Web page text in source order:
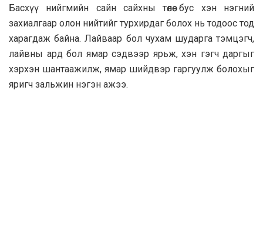
Басхүү нийгмийн сайн сайхны төлөө бус хэн нэгний
захиалгаар олон нийтийг турхирдаг болох нь тодоос тод
харагдаж байна. Лайваар бол чухам шударга тэмцэгч,
лайвны ард бол ямар сэдвээр ярьж, хэн гэгч даргыг
хэрхэн шантаажилж, ямар шийдвэр гаргуулж болохыг
яригч зальжин нэгэн ажээ.